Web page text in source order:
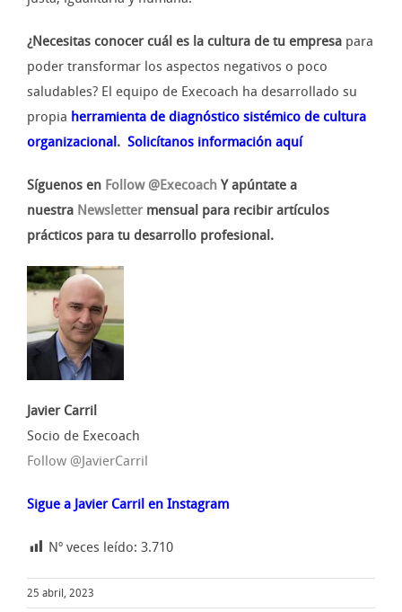
¿Necesitas conocer cuál es la cultura de tu empresa para
poder transformar los aspectos negativos o poco
saludables? El equipo de Execoach ha desarrollado su
propia herramienta de diagnóstico sistémico de cultura
organizacional . Solicítanos información aquí
Síguenos en Follow @Execoach Y apúntate a
nuestra Newslettermensual para recibir artículos
prácticos para tu desarrollo profesional.
Javier Carril
Socio de Execoach
Follow @JavierCarril
Sigue a Javier Carril en Instagram
Nº veces leído: 3.710
25 abril, 2023